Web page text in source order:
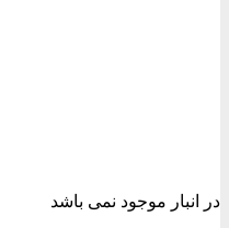
در انبار موجود نمی باشد